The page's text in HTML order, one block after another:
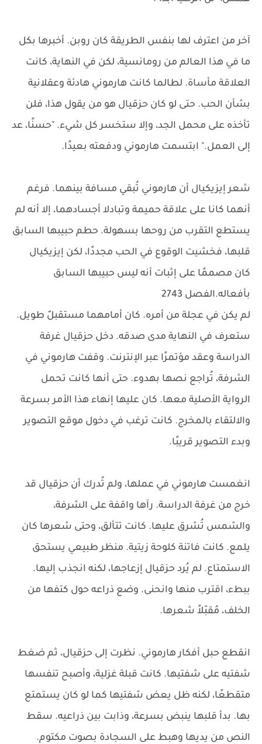
آخر من اعترف لها بنفس الطريقة كان روبن. أخبرها بكل
ما في هذا العالم من رومانسية، لكن في النهاية، كانت
العلاقة مأساة. لطالما كانت هارموني هادئة وعقلانية
بشأن الحب. حتى لو كان حزقيال هو من يقول هذا، فلن
تأخذه على محمل الجد، وإلا ستخسر كل شيء. "حسنًا، عد
إلى العمل." ابتسمت هارموني ودفعته بعيدًا.
شعر إيزيكيال أن هارموني تُبقي مسافة بينهما. فرغم
أنهما كانا على علاقة حميمة وتبادلا أجسادهما، إلا أنه لم
يستطع التقرب من روحها بسهولة. حطم حبيبها السابق
قلبها، فخشيت الوقوع في الحب مجددًا، لكن إيزيكيال
كان مصممًا على إثبات أنه ليس حبيبها السابق
بأفعاله.الفصل 2743
لم يكن في عجلة من أمره. كان أمامهما مستقبلٌ طويل.
ستعرف في النهاية مدى صدقه. دخل حزقيال غرفة
الدراسة وعقد مؤتمرًا عبر الإنترنت. وقفت هارموني في
الشرفة، تُراجع نصها بهدوء. حتى أنها كانت تحمل
الرواية الأصلية معها. كان عليها إنهاء هذا الأمر بسرعة
والالتقاء بالمخرج. كانت ترغب في دخول موقع التصوير
وبدء التصوير قريبًا.
انغمست هارموني في عملها، ولم تُدرك أن حزقيال قد
خرج من غرفة الدراسة. رآها واقفة على الشرفة،
والشمس تُشرق عليها. كانت تتألق، وحتى شعرها كان
يلمع. كانت فاتنة كلوحة زيتية. منظر طبيعي يستحق
الاستمتاع. لم يُرد حزقيال إزعاجها، لكنه انجذب إليها.
ببطء، اقترب منها وانحنى. وضع ذراعه حول كتفها من
الخلف، مُقبّلاً شعرها.
انقطع حبل أفكار هارموني. نظرت إلى حزقيال، ثم ضغط
شفتيه على شفتيها. كانت قبلة غزلية، وأصبح تنفسها
متقطعًا، لكنه ظل يعض شفتيها كما لو كان يستمتع
بها. بدأ قلبها ينبض بسرعة، وذابت بين ذراعيه. سقط
النص من يديها وهبط على السجادة بصوت مكتوم.